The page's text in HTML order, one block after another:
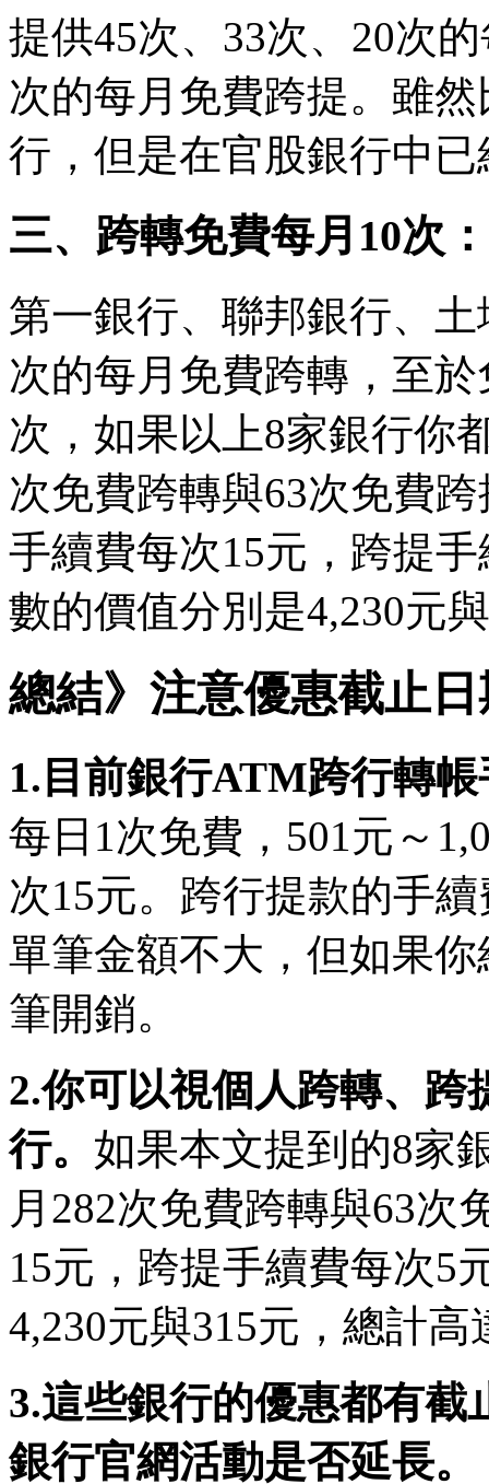
提供45次、33次、20次
次的每月免費跨提。雖
行，但是在官股銀行中
三、跨轉免費每月10次
第一銀行、聯邦銀行、
次的每月免費跨轉，至
次，如果以上8家銀行你
次免費跨轉與63次免費
手續費每次15元，跨提
數的價值分別是4,230元
總結》注意優惠截止日
1.目前銀行ATM跨行轉
每日1次免費，501元～
次15元。跨行提款的手
單筆金額不大，但如果
筆開銷。
2.你可以視個人跨轉、跨
行。 如果本文提到的8家
月282次免費跨轉與63次
15元，跨提手續費每次5
4,230元與315元，總計高
3.這些銀行的優惠都有
銀行官網活動是否延長。